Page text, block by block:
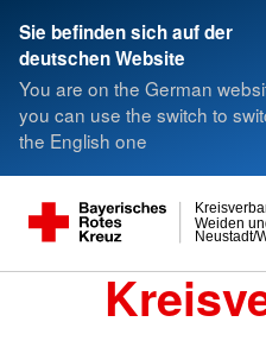
Sie befinden sich auf der
deutschen Website
You are on the German
you can use the switch to
the English one
Neustadt/
Weiden